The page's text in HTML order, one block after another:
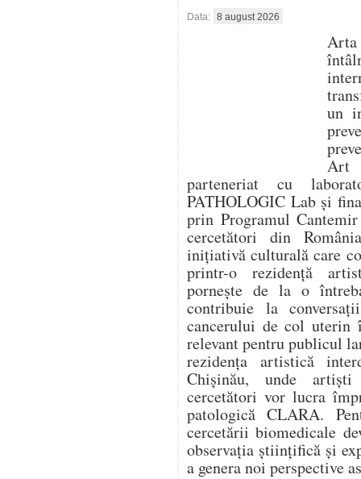
Data: 8 august 2026
un
Art
parteneriat cu
PATHOLOGIC Lab și
prin Programul
cercetători din
inițiativă culturală care
printr-o rezidență
pornește de la o
contribuie la
cancerului de col uterin
relevant pentru publicul
rezidența artistică
Chișinău, unde
cercetători vor lucra
patologică CLARA.
cercetării biomedicale
observația științifică și
a genera noi perspective